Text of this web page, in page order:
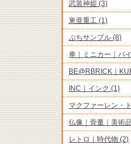
武装神姫 (3)
東亜重工 (1)
ぷちサンプル (8)
車｜ミニカー｜バ
BE@RBRICK｜
INC｜インク (1)
マクファーレン・
仏像｜骨董｜美術
レトロ｜時代物 (2)